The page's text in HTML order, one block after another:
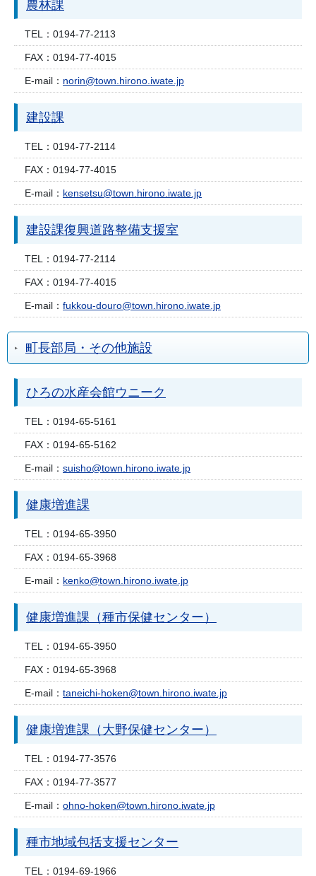
農林課
TEL： 0194-77-2113
FAX： 0194-77-4015
E-mail： norin@town.hirono.iwate.jp
建設課
TEL： 0194-77-2114
FAX： 0194-77-4015
E-mail： kensetsu@town.hirono.iwate.jp
建設課復興道路整備支援室
TEL： 0194-77-2114
FAX： 0194-77-4015
E-mail： fukkou-douro@town.hirono.iwate.jp
町長部局・その他施設
ひろの水産会館ウニーク
TEL： 0194-65-5161
FAX： 0194-65-5162
E-mail： suisho@town.hirono.iwate.jp
健康増進課
TEL： 0194-65-3950
FAX： 0194-65-3968
E-mail： kenko@town.hirono.iwate.jp
健康増進課（種市保健センター）
TEL： 0194-65-3950
FAX： 0194-65-3968
E-mail： taneichi-hoken@town.hirono.iwate.jp
健康増進課（大野保健センター）
TEL： 0194-77-3576
FAX： 0194-77-3577
E-mail： ohno-hoken@town.hirono.iwate.jp
種市地域包括支援センター
TEL： 0194-69-1966